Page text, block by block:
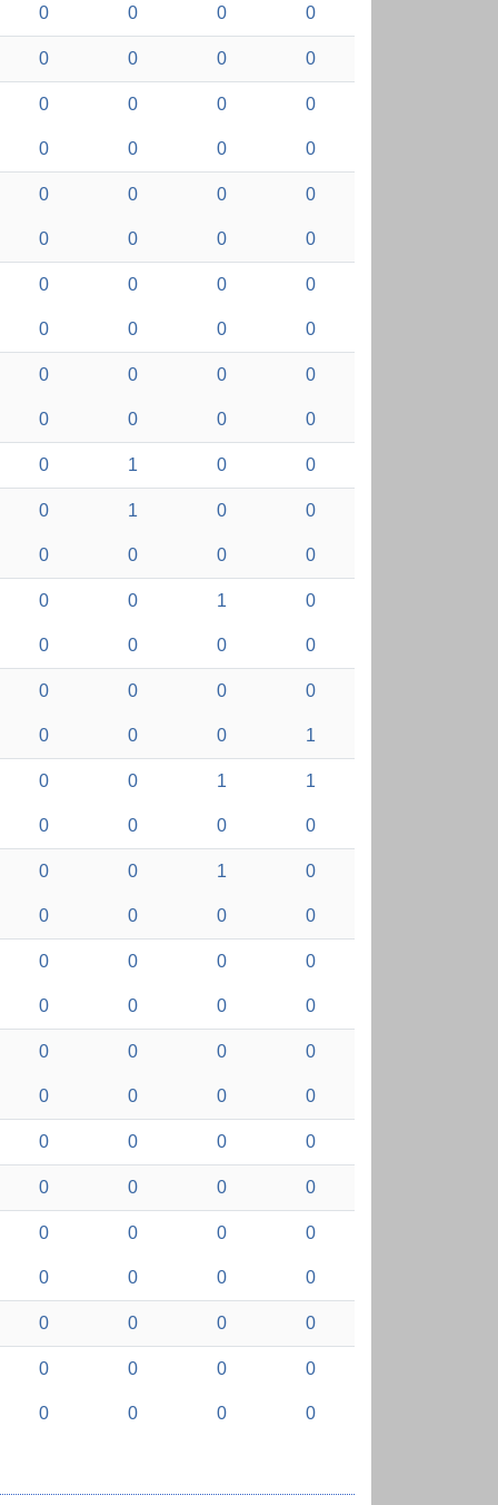
0 0 0 0
0 0 0 0
0 0 0 0
0 0 0 0
0 0 0 0
0 0 0 0
0 0 0 0
0 0 0 0
0 0 0 0
0 0 0 0
0 1 0 0
0 1 0 0
0 0 0 0
0 0 1 0
0 0 0 0
0 0 0 0
0 0 0 1
0 0 1 1
0 0 0 0
0 0 1 0
0 0 0 0
0 0 0 0
0 0 0 0
0 0 0 0
0 0 0 0
0 0 0 0
0 0 0 0
0 0 0 0
0 0 0 0
0 0 0 0
0 0 0 0
0 0 0 0